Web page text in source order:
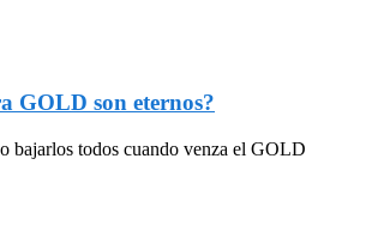
GOLD son eternos?
bajarlos todos cuando venza el GOLD